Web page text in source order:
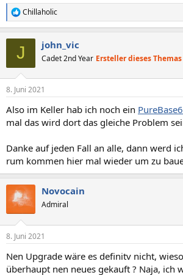
R
e
e
:
Chillaholic
J john_vic
Cadet 2nd Year Ersteller dieses Themas
8. Juni 2021
Also im Keller hab ich noch ein
mal das wird dort das gleiche Problem
Danke auf jeden Fall an alle, dann werd
rum kommen hier mal wieder um zu
Novocain
Admiral
8. Juni 2021
Nen Upgrade wäre es definitv nicht,
überhaupt nen neues gekauft ? Naja, ich